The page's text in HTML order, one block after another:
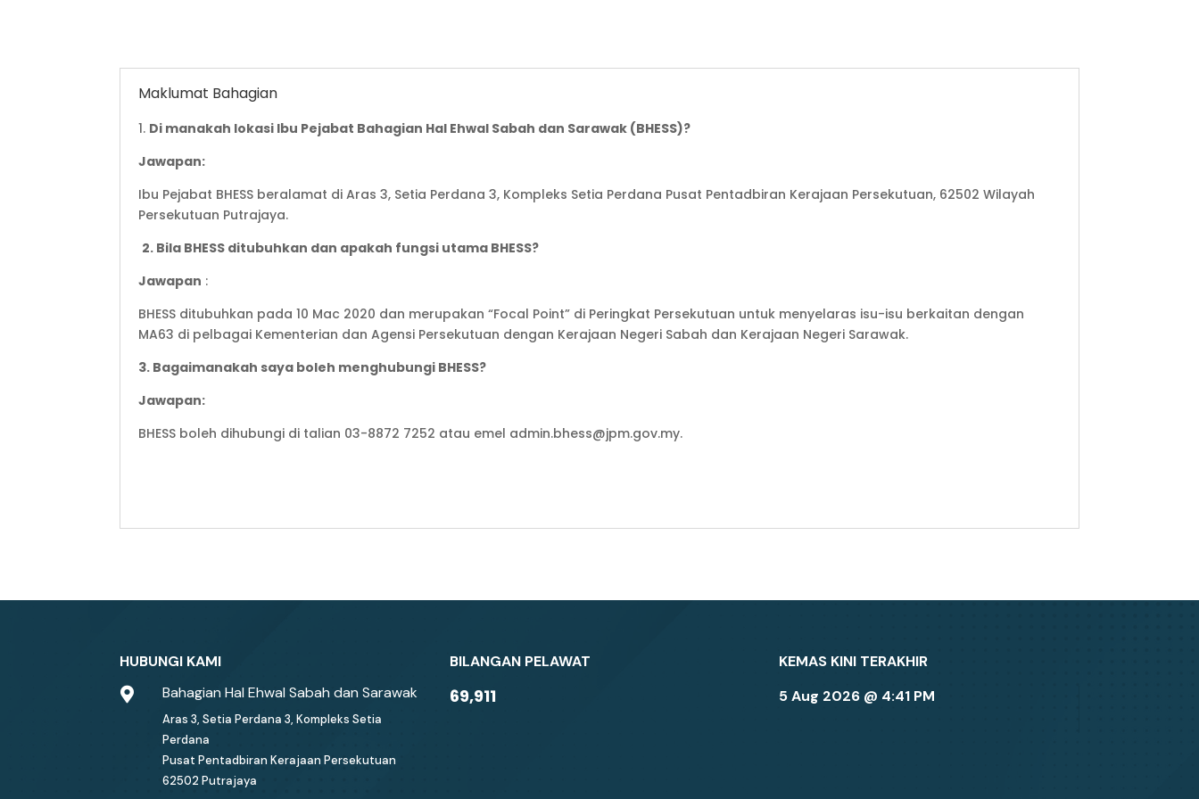
Maklumat Bahagian
1. Di manakah lokasi Ibu Pejabat Bahagian Hal Ehwal Sabah dan Sarawak (BHESS)?
Jawapan:
Ibu Pejabat BHESS beralamat di Aras 3, Setia Perdana 3, Kompleks Setia Perdana Pusat Pentadbiran Kerajaan Persekutuan, 62502 Wilayah
Persekutuan Putrajaya.
2. Bila BHESS ditubuhkan dan apakah fungsi utama BHESS?
Jawapan :
BHESS ditubuhkan pada 10 Mac 2020 dan merupakan “Focal Point” di Peringkat Persekutuan untuk menyelaras isu-isu berkaitan dengan
MA63 di pelbagai Kementerian dan Agensi Persekutuan dengan Kerajaan Negeri Sabah dan Kerajaan Negeri Sarawak.
3. Bagaimanakah saya boleh menghubungi BHESS?
Jawapan:
BHESS boleh dihubungi di talian 03-8872 7252 atau emel admin.bhess@jpm.gov.my.
HUBUNGI KAMI

Bahagian Hal Ehwal Sabah dan Sarawak
Aras 3, Setia Perdana 3, Kompleks Setia
Perdana
Pusat Pentadbiran Kerajaan Persekutuan
62502 Putrajaya
BILANGAN PELAWAT
69,911
KEMAS KINI TERAKHIR
5 Aug 2026 @ 4:41 PM